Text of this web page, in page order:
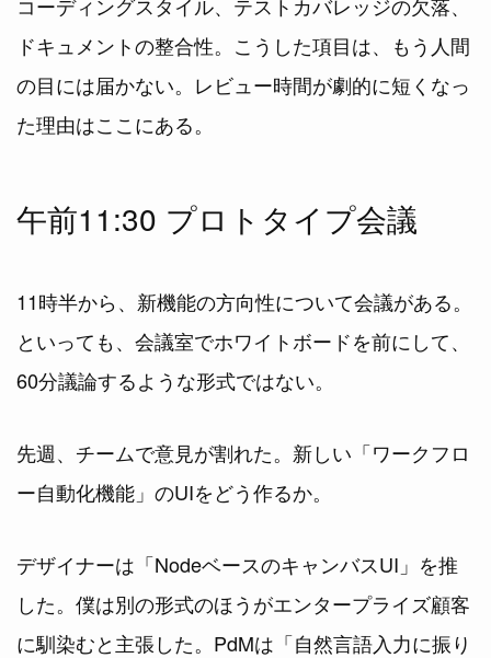
ドキュメントの整合性。こうした項目は、もう人間
の目には届かない。レビュー時間が劇的に短くなっ
た理由はここにある。
午前11:30 プロトタイプ会議
11時半から、新機能の方向性について会議がある。
といっても、会議室でホワイトボードを前にして、
60分議論するような形式ではない。
先週、チームで意見が割れた。新しい「ワークフロ
ー自動化機能」のUIをどう作るか。
デザイナーは「NodeベースのキャンバスUI」を推
した。僕は別の形式のほうがエンタープライズ顧客
に馴染むと主張した。PdMは「自然言語入力に振り